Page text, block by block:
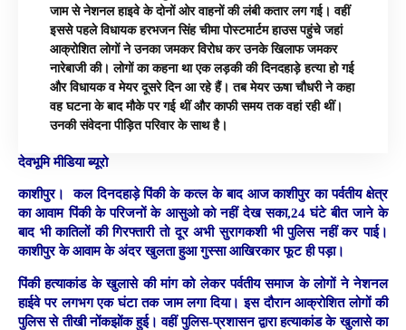
जाम से नेशनल हाइवे के दोनों ओर वाहनों की लंबी कतार लग गई। वहीं
इससे पहले विधायक हरभजन सिंह चीमा पोस्टमार्टम हाउस पहुंचे जहां
आक्रोशित लोगों ने उनका जमकर विरोध कर उनके खिलाफ जमकर
नारेबाजी की। लोगों का कहना था एक लड़की की दिनदहाड़े हत्या हो गई
और विधायक व मेयर दूसरे दिन आ रहे हैं। तब मेयर ऊषा चौधरी ने कहा
वह घटना के बाद मौके पर गई थीं और काफी समय तक वहां रही थीं।
उनकी संवेदना पीड़ित परिवार के साथ है।
देवभूमि मीडिया ब्यूरो
काशीपुर।
कल दिनदहाड़े पिंकी के कत्ल के बाद आज काशीपुर का पर्वतीय क्षेत्र
का आवाम पिंकी के परिजनों के आसुओ को नहीं देख सका,24 घंटे बीत जाने के
बाद भी कातिलों की गिरफ्तारी तो दूर अभी सुरागकशी भी पुलिस नहीं कर पाई।
काशीपुर के आवाम के अंदर खुलता हुआ गुस्सा आखिरकार फूट ही पड़ा।
पिंकी हत्याकांड के खुलासे की मांग को लेकर पर्वतीय समाज के लोगों ने नेशनल
हाईवे पर लगभग एक घंटा तक जाम लगा दिया। इस दौरान आक्रोशित लोगों की
पुलिस से तीखी नोंकझोंक हुई। वहीं पुलिस-प्रशासन द्वारा हत्याकांड के खुलासे का